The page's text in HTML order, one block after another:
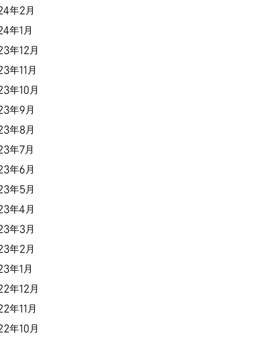
年2月
年1月
年12月
年11月
年10月
年9月
年8月
年7月
年6月
年5月
年4月
年3月
年2月
年1月
年12月
年11月
年10月